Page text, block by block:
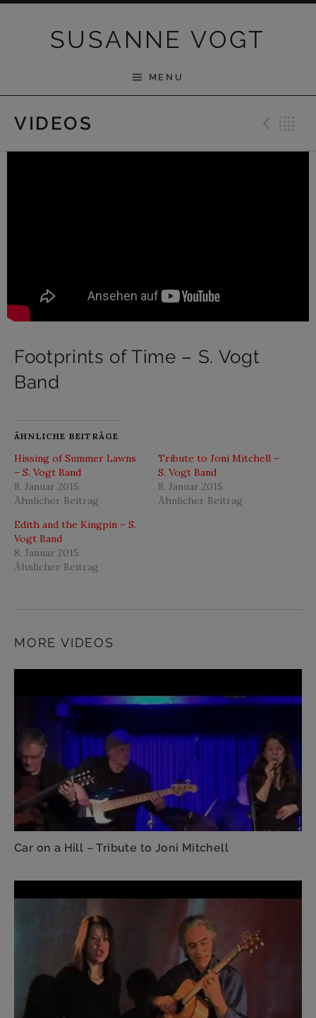
SUSANNE VOGT
MENU
VIDEOS
Footprints of Time – S. Vogt
Band
ÄHNLICHE BEITRÄGE
Hissing of Summer Lawns
– S. Vogt Band
8. Januar 2015
Ähnlicher Beitrag
Tribute to Joni Mitchell –
S. Vogt Band
8. Januar 2015
Ähnlicher Beitrag
Edith and the Kingpin – S.
Vogt Band
8. Januar 2015
Ähnlicher Beitrag
MORE VIDEOS
Car on a Hill – Tribute to Joni Mitchell